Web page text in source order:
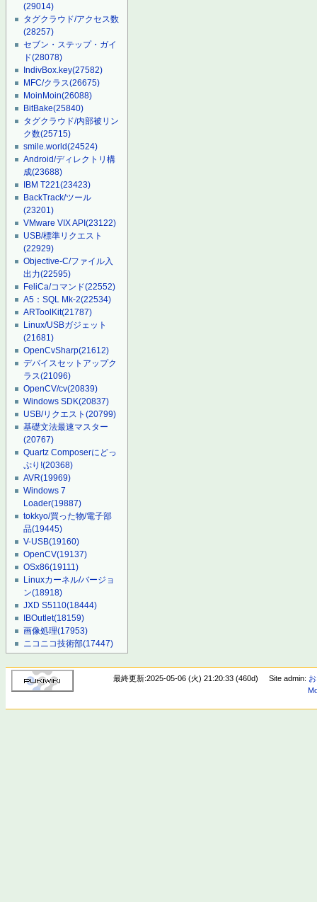
(29014)
タグクラウド/アクセス数
(28257)
セブン・ステップ・ガイ
ド(28078)
IndivBox.key(27582)
MFC/クラス(26675)
MoinMoin(26088)
BitBake(25840)
タグクラウド/内部被リン
ク数(25715)
smile.world(24524)
Android/ディレクトリ構
成(23688)
IBM T221(23423)
BackTrack/ツール
(23201)
VMware VIX API(23122)
USB/標準リクエスト
(22929)
Objective-C/ファイル入
出力(22595)
FeliCa/コマンド(22552)
A5：SQL Mk-2(22534)
ARToolKit(21787)
Linux/USBガジェット
(21681)
OpenCvSharp(21612)
デバイスセットアップク
ラス(21096)
OpenCV/cv(20839)
Windows SDK(20837)
USB/リクエスト(20799)
基礎文法最速マスター
(20767)
Quartz Composerにどっ
ぷり!(20368)
AVR(19969)
Windows 7
Loader(19887)
tokkyo/買った物/電子部
品(19445)
V-USB(19160)
OpenCV(19137)
OSx86(19111)
Linuxカーネル/バージョ
ン(18918)
JXD S5110(18444)
IBOutlet(18159)
画像処理(17953)
ニコニコ技術部(17447)
最終更新:2025-05-06 (火) 21:20:33 (460d) Site admin: